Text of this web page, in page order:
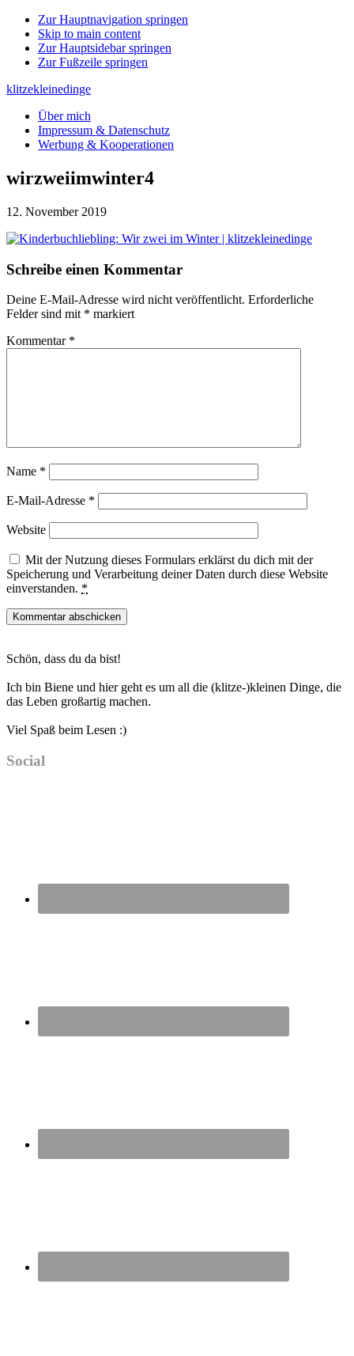
Zur Hauptnavigation springen
Skip to main content
Zur Hauptsidebar springen
Zur Fußzeile springen
klitzekleinedinge
Über mich
Impressum & Datenschutz
Werbung & Kooperationen
wirzweiimwinter4
12. November 2019
Leser-
Schreibe einen Kommentar
Deine E-Mail-Adresse wird nicht veröffentlicht. Erforderliche
Felder sind mit * markiert
Kommentar *
Name *
E-Mail-Adresse *
Website
Mit der Nutzung dieses Formulars erklärst du dich mit der
Speicherung und Verarbeitung deiner Daten durch diese Website
einverstanden. *
Sidebar
Schön, dass du da bist!
Ich bin Biene und hier geht es um all die (klitze-)kleinen Dinge, die
das Leben großartig machen.
Viel Spaß beim Lesen :)
Social